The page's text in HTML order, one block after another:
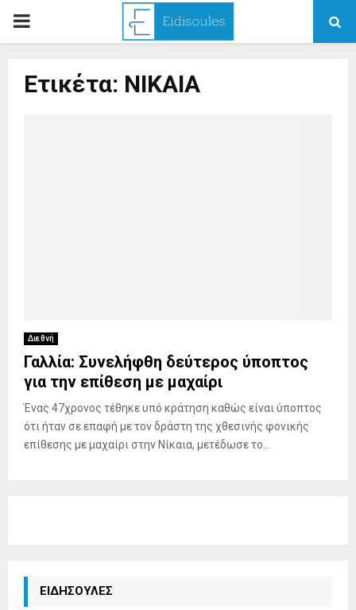
PRIMARY
Ετικέτα: ΝΙΚΑΙΑ
Διεθνή
Γαλλία: Συνελήφθη δεύτερος ύποπτος
για την επίθεση με μαχαίρι
Ένας 47χρονος τέθηκε υπό κράτηση καθώς είναι ύποπτος
ότι ήταν σε επαφή με τον δράστη της χθεσινής φονικής
επίθεσης με μαχαίρι στην Νίκαια, μετέδωσε το...
ΕΙΔΗΣΟΥΛΕΣ